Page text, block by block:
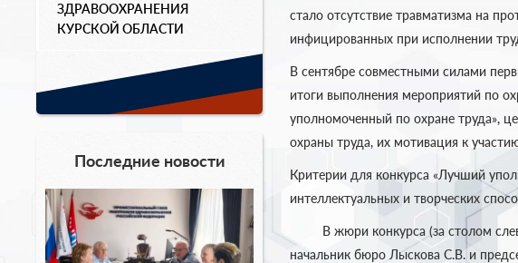
ЗДРАВООХРАНЕНИЯ
КУРСКОЙ ОБЛАСТИ
Последние новости
стало отсутствие травматизма на
инфицированных при исполнении
В сентябре совместными силами
итоги выполнения мероприятий по
уполномоченный по охране труда»,
охраны труда, их мотивация к
Критерии для конкурса «Лучший
интеллектуальных и творческих
В жюри конкурса (за столом слева
начальник бюро Лыскова С.В. и